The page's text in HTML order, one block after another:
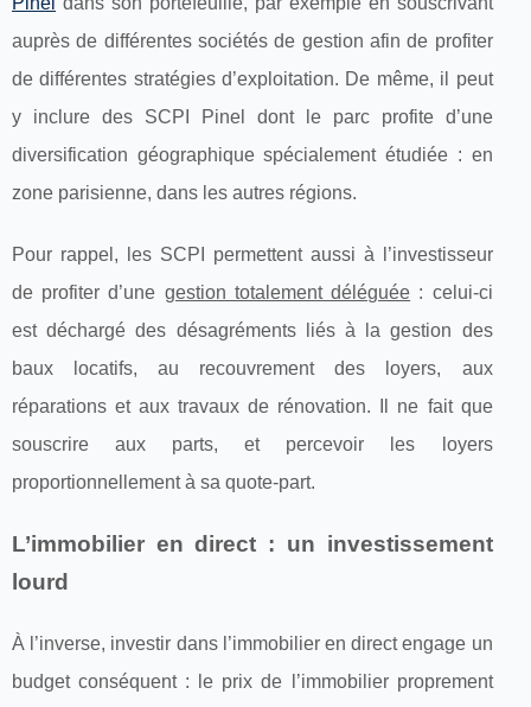
auprès de différentes sociétés de gestion afin de profiter
de différentes stratégies d’exploitation. De même, il peut
y inclure des SCPI Pinel dont le parc profite d’une
diversification géographique spécialement étudiée : en
zone parisienne, dans les autres régions.
Pour rappel, les SCPI permettent aussi à l’investisseur
de profiter d’une gestion totalement déléguée : celui-ci
est déchargé des désagréments liés à la gestion des
baux locatifs, au recouvrement des loyers, aux
réparations et aux travaux de rénovation. Il ne fait que
souscrire aux parts, et percevoir les loyers
proportionnellement à sa quote-part.
L’immobilier en direct : un investissement
lourd
À l’inverse, investir dans l’immobilier en direct engage un
budget conséquent : le prix de l’immobilier proprement